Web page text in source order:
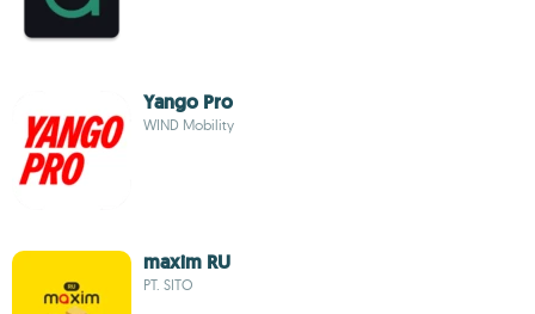
Yango Pro
WIND Mobility
maxim RU
PT. SITO